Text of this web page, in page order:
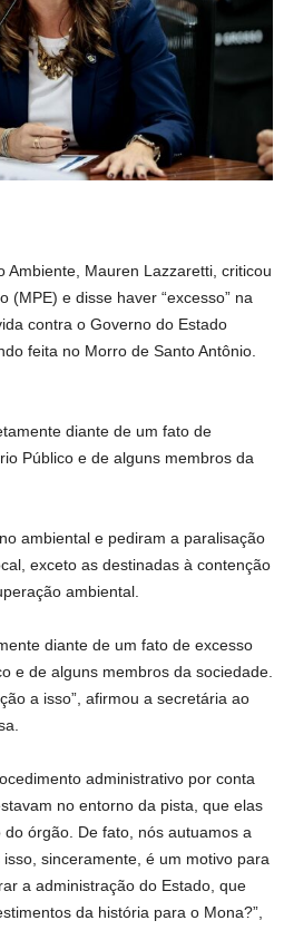
Ambiente, Mauren Lazzaretti, criticou
(MPE) e disse haver “excesso” na
contra o Governo do Estado
feita no Morro de Santo Antônio.
diante de um fato de
Público e de alguns membros da
ambiental e pediram a paralisação
exceto as destinadas à contenção
ambiental.
diante de um fato de excesso
e de alguns membros da sociedade.
a isso”, afirmou a secretária ao
administrativo por conta
no entorno da pista, que elas
órgão. De fato, nós autuamos a
sinceramente, é um motivo para
a administração do Estado, que
da história para o Mona?”,